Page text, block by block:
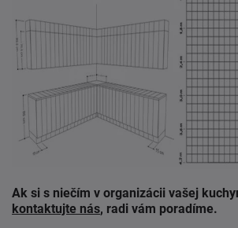
Ak si s niečím v organizácii vašej
kontaktujte nás, radi vám poradíme.